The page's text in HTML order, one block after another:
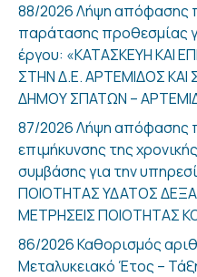
88/2026 Λήψη απόφασης
παράτασης προθεσμίας
έργου: «ΚΑΤΑΣΚΕΥΗ ΚΑΙ
ΣΤΗΝ Δ.Ε. ΑΡΤΕΜΙΔΟΣ
ΔΗΜΟΥ ΣΠΑΤΩΝ –
87/2026 Λήψη απόφασης
επιμήκυνσης της
συμβάσης για την
ΠΟΙΟΤΗΤΑΣ ΥΔΑΤΟΣ
ΜΕΤΡΗΣΕΙΣ ΠΟΙΟΤΗΤΑΣ
86/2026 Καθορισμός
Μεταλυκειακό Έτος –